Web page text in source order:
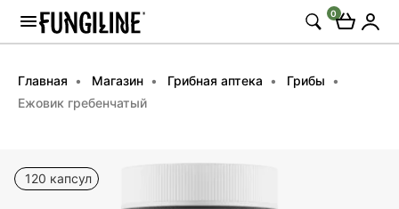
0
Главная Магазин Грибная аптека
Грибы
Ежовик гребенчатый
120 капсул